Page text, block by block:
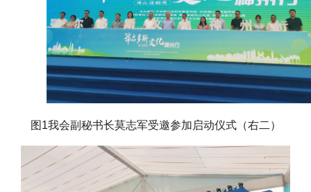
图1我会副秘书长莫志军受邀参加启动仪式（右二）